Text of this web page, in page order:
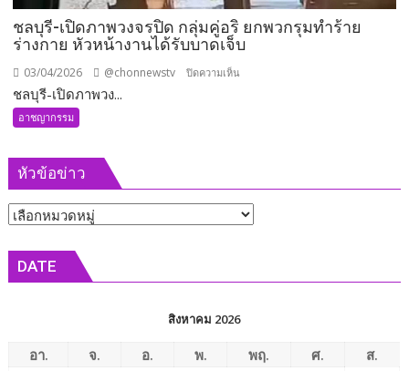
รถ
มอเตอร์ไซค์
ชลบุรี-เปิดภาพวงจรปิด กลุ่มคู่อริ ยกพวกรุมทำร้าย
ร่างกาย หัวหน้างานได้รับบาดเจ็บ
03/04/2026 @chonnewstv ปิดความเห็น
คู่อริ
ยก
ได้
ชลบุรี-เปิดภาพวง...
อาชญากรรม
หัวข้อข่าว
หัวข้อ
DATE
สิงหาคม 2026
อา. จ. อ. พ. พฤ. ศ.
ส.